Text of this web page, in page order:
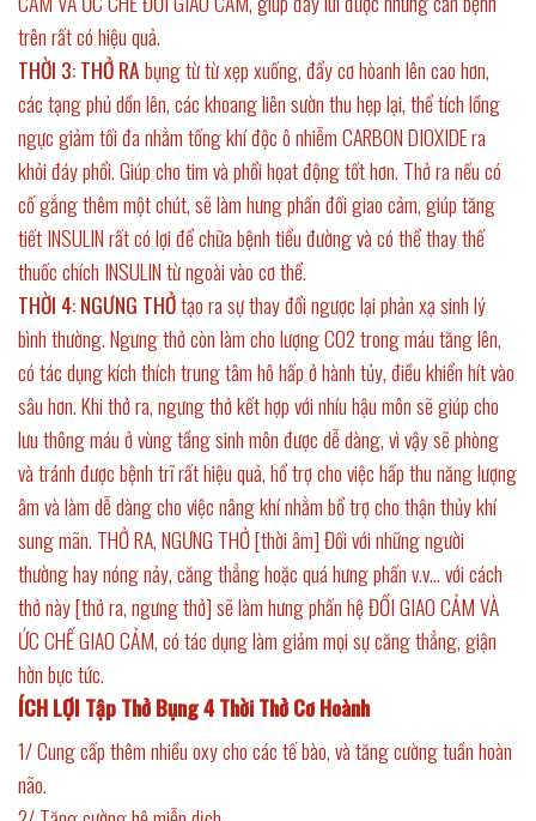
trên rất có hiệu quả.
THỜI 3: THỞ RAbụng từ từ xẹp xuống, đẩy cơ hòanh lên cao hơn,
các tạng phủ dồn lên, các khoang liên sườn thu hẹp lại, thể tích lồng
ngực giảm tối đa nhằm tống khí độc ô nhiễm CARBON DIOXIDE ra
khỏi đáy phổi. Giúp cho tim và phổi họat động tốt hơn. Thở ra nếu có
cố gắng thêm một chút, sẽ làm hưng phấn đối giao cảm, giúp tăng
tiết INSULIN rất có lợi để chữa bệnh tiểu đường và có thể thay thế
thuốc chích INSULIN từ ngoài vào cơ thể.
THỜI 4: NGƯNG THỞtạo ra sự thay đổi ngược lại phản xạ sinh lý
bình thường. Ngưng thở còn làm cho lượng CO2 trong máu tăng lên,
có tác dụng kích thích trung tâm hô hấp ở hành tủy, điều khiển hít vào
sâu hơn. Khi thở ra, ngưng thở kết hợp với nhíu hậu môn sẽ giúp cho
lưu thông máu ở vùng tầng sinh môn được dễ dàng, vì vậy sẽ phòng
và tránh được bệnh trĩ rất hiệu quả, hổ trợ cho việc hấp thu năng lượng
âm và làm dễ dàng cho việc nâng khí nhằm bổ trợ cho thận thủy khí
sung mãn. THỞ RA, NGƯNG THỞ [thời âm] Đối với những người
thường hay nóng nảy, căng thẳng hoặc quá hưng phấn v.v… với cách
thở này [thở ra, ngưng thở] sẽ làm hưng phấn hệ ĐỐI GIAO CẢM VÀ
ỨC CHẾ GIAO CẢM, có tác dụng làm giảm mọi sự căng thẳng, giận
hờn bực tức.
ÍCH LỢI Tập Thở Bụng 4 Thời Thở Cơ Hoành
1/ Cung cấp thêm nhiều oxy cho các tế bào, và tăng cường tuần hoàn
não.